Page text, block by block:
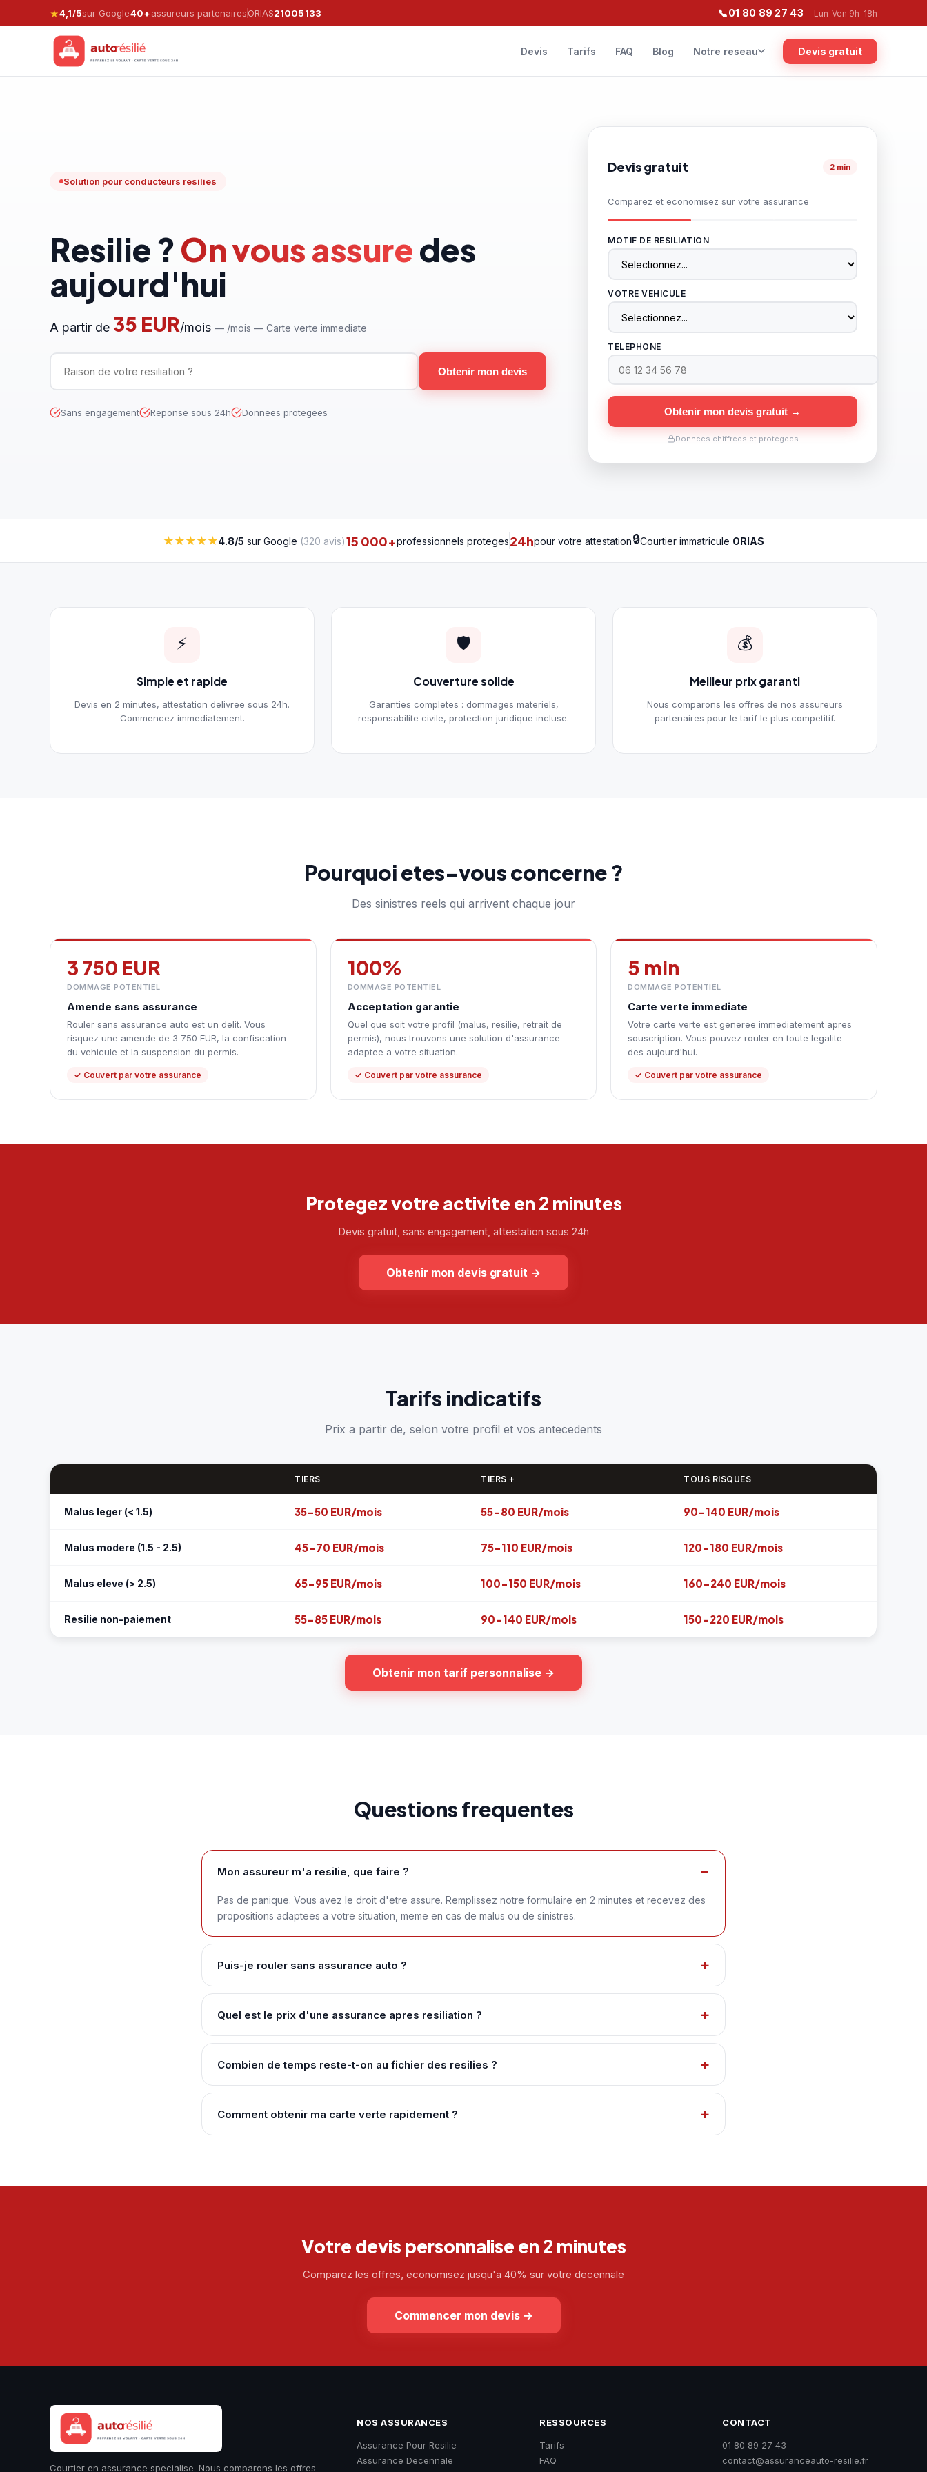
★4,1/5sur Google40+assureurs partenairesORIAS21005133 📞01 80 89 27 43 Lun-Ven 9h-18h
Devis Tarifs FAQ Blog Notre reseau Devis gratuit
Solution pour conducteurs resilies
Resilie ?On vous assuredes
aujourd'hui
A partir de 35 EUR/mois — /mois — Carte verte immediate
Obtenir mon devis
Sans engagement Reponse sous 24h Donnees protegees
Devis gratuit 2 min
Comparez et economisez sur votre assurance
MOTIF DE RESILIATION
VOTRE VEHICULE
TELEPHONE
Obtenir mon devis gratuit →
Donnees chiffrees et protegees
★★★★★4.8/5 sur Google (320 avis)15 000+professionnels proteges24hpour votre attestation🔒Courtier immatricule ORIAS
⚡
Simple et rapide
Devis en 2 minutes, attestation delivree sous 24h.
Commencez immediatement.
🛡️
Couverture solide
Garanties completes : dommages materiels,
responsabilite civile, protection juridique incluse.
💰
Meilleur prix garanti
Nous comparons les offres de nos assureurs
partenaires pour le tarif le plus competitif.
Pourquoi etes-vous concerne ?
Des sinistres reels qui arrivent chaque jour
3 750 EUR
DOMMAGE POTENTIEL
Amende sans assurance
Rouler sans assurance auto est un delit. Vous
risquez une amende de 3 750 EUR, la confiscation
du vehicule et la suspension du permis.
✓ Couvert par votre assurance
100%
DOMMAGE POTENTIEL
Acceptation garantie
Quel que soit votre profil (malus, resilie, retrait de
permis), nous trouvons une solution d'assurance
adaptee a votre situation.
✓ Couvert par votre assurance
5 min
DOMMAGE POTENTIEL
Carte verte immediate
Votre carte verte est generee immediatement apres
souscription. Vous pouvez rouler en toute legalite
des aujourd'hui.
✓ Couvert par votre assurance
Protegez votre activite en 2 minutes
Devis gratuit, sans engagement, attestation sous 24h
Obtenir mon devis gratuit →
Tarifs indicatifs
Prix a partir de, selon votre profil et vos antecedents
TIERS TIERS + TOUS RISQUES
Malus leger (< 1.5) 35-50 EUR/mois 55-80 EUR/mois 90-140 EUR/mois
Malus modere (1.5 - 2.5) 45-70 EUR/mois 75-110 EUR/mois 120-180 EUR/mois
Malus eleve (> 2.5) 65-95 EUR/mois 100-150 EUR/mois 160-240 EUR/mois
Resilie non-paiement 55-85 EUR/mois 90-140 EUR/mois 150-220 EUR/mois
Obtenir mon tarif personnalise →
Questions frequentes
Mon assureur m'a resilie, que faire ?
Pas de panique. Vous avez le droit d'etre assure. Remplissez notre formulaire en 2 minutes et recevez des
propositions adaptees a votre situation, meme en cas de malus ou de sinistres.
Puis-je rouler sans assurance auto ?
Quel est le prix d'une assurance apres resiliation ?
Combien de temps reste-t-on au fichier des resilies ?
Comment obtenir ma carte verte rapidement ?
Votre devis personnalise en 2 minutes
Comparez les offres, economisez jusqu'a 40% sur votre decennale
Commencer mon devis→
Courtier en assurance specialise. Nous comparons les offres
NOS ASSURANCES
Assurance Pour Resilie
Assurance Decennale
RESSOURCES
Tarifs
FAQ
CONTACT
01 80 89 27 43
contact@assuranceauto-resilie.fr